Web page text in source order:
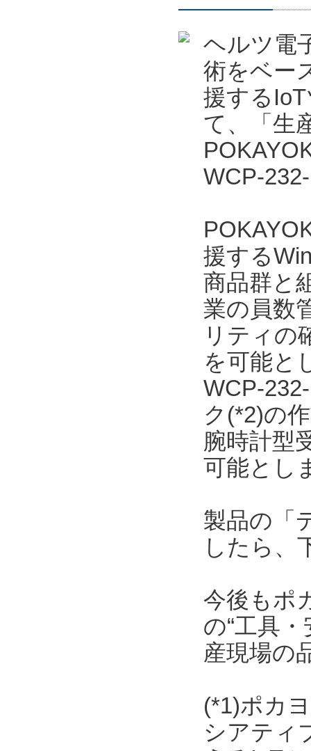
ヘルツ電
術をベー
援する
て、「生
WCP-
援する
商品群と
業の員数
リティの
を可能と
WCP-
ク(*2)の
腕時計型
可能とし
製品の「
したら、
今後もポ
の“工具
産現場の
(*1)ポカ
シアティ